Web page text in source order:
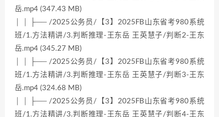
岳.mp4 (347.43 MB)
│ │ ├── /2025公务员/【3】2025FB山东省考980系统
班/1.方法精讲/3.判断推理-王东岳 王英慧子/判断2-王东
岳.mp4 (345.27 MB)
│ │ ├── /2025公务员/【3】2025FB山东省考980系统
班/1.方法精讲/3.判断推理-王东岳 王英慧子/判断3-王东
岳.mp4 (324.68 MB)
│ │ ├── /2025公务员/【3】2025FB山东省考980系统
班/1.方法精讲/3.判断推理-王东岳 王英慧子/判断4-王东